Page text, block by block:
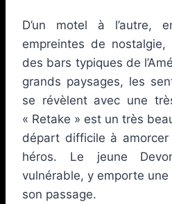
D’un motel à l’autre,
empreintes de
des bars typiques de
grands paysages, les
se révèlent avec une
« Retake » est un très
départ difficile à
héros. Le jeune
vulnérable, y emporte
son passage.